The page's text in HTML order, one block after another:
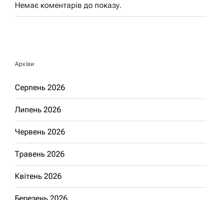
Немає коментарів до показу.
Архіви
Серпень 2026
Липень 2026
Червень 2026
Травень 2026
Квітень 2026